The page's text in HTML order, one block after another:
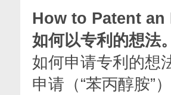
How to Patent an
如何以专利的想法。
如何申请专利的想
申请（“苯丙醇胺”